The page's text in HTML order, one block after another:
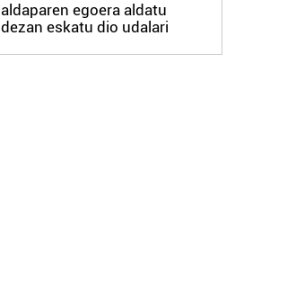
aldaparen egoera aldatu
dezan eskatu dio udalari